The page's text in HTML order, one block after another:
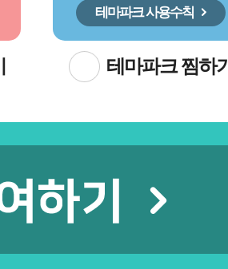
테마파크 사용수칙
테마파크 찜하기